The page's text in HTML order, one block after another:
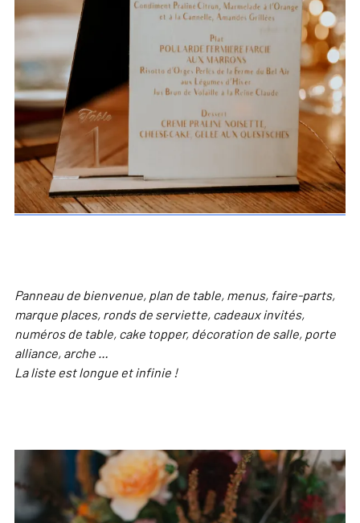
Panneau de bienvenue, plan de table, menus, faire-parts,
marque places, ronds de serviette, cadeaux invités,
numéros de table, cake topper, décoration de salle, porte
alliance, arche …
La liste est longue et infinie !